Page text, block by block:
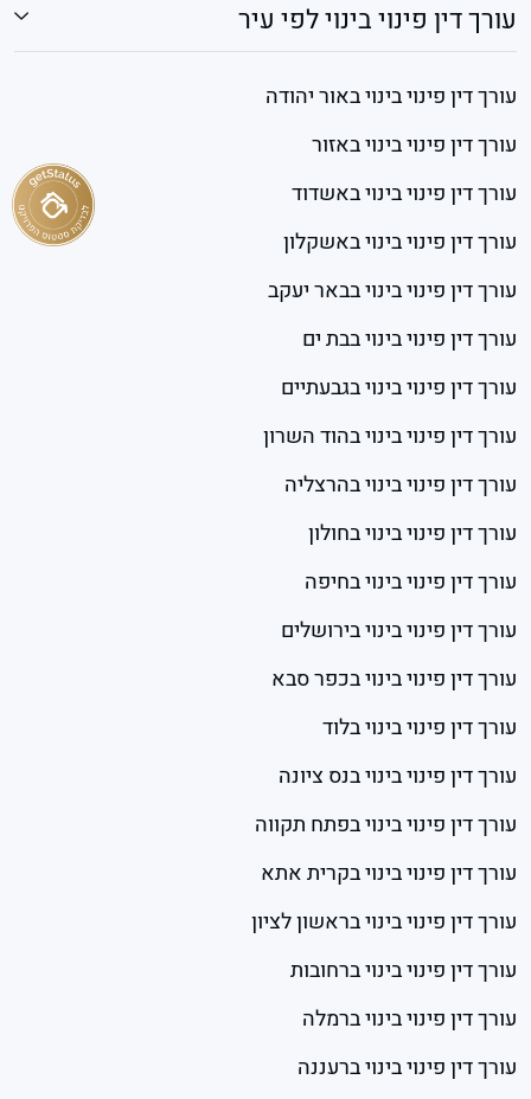
עורך דין פינוי בינוי לפי עיר
עורך דין פינוי בינוי באור יהודה
עורך דין פינוי בינוי באזור
עורך דין פינוי בינוי באשדוד
עורך דין פינוי בינוי באשקלון
עורך דין פינוי בינוי בבאר יעקב
עורך דין פינוי בינוי בבת ים
עורך דין פינוי בינוי בגבעתיים
עורך דין פינוי בינוי בהוד השרון
עורך דין פינוי בינוי בהרצליה
עורך דין פינוי בינוי בחולון
עורך דין פינוי בינוי בחיפה
עורך דין פינוי בינוי בירושלים
עורך דין פינוי בינוי בכפר סבא
עורך דין פינוי בינוי בלוד
עורך דין פינוי בינוי בנס ציונה
עורך דין פינוי בינוי בפתח תקווה
עורך דין פינוי בינוי בקרית אתא
עורך דין פינוי בינוי בראשון לציון
עורך דין פינוי בינוי ברחובות
עורך דין פינוי בינוי ברמלה
עורך דין פינוי בינוי ברעננה